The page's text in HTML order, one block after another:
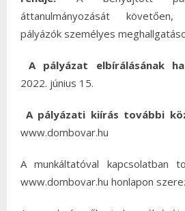
áttanulmányozását
pályázók személyes
A pályázat elbírálásának
2022. június 15.
A pályázati kiírás további
www.dombovar.hu
A munkáltatóval kapcsolatban
www.dombovar.hu honlapon